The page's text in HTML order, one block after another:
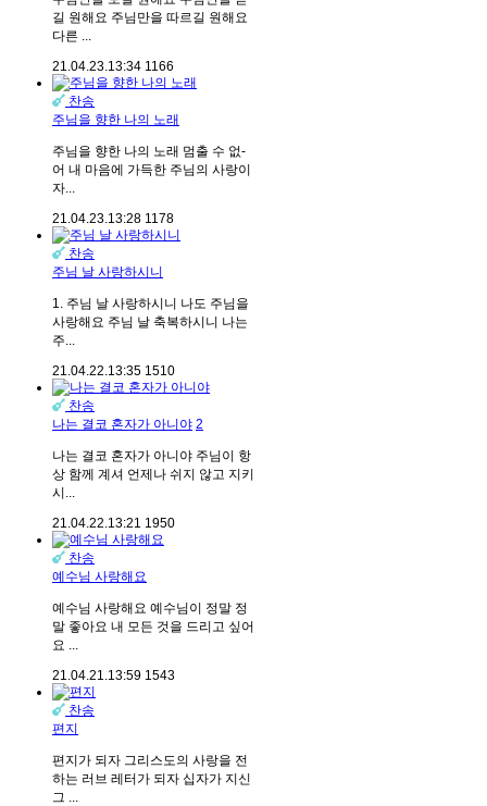
길 원해요 주님만을 따르길 원해요
다른 ...
21.04.23.13:34 1166
찬송
주님을 향한 나의 노래
주님을 향한 나의 노래 멈출 수 없-
어 내 마음에 가득한 주님의 사랑이
자...
21.04.23.13:28 1178
찬송
주님 날 사랑하시니
1. 주님 날 사랑하시니 나도 주님을
사랑해요 주님 날 축복하시니 나는
주...
21.04.22.13:35 1510
찬송
나는 결코 혼자가 아니야 2
나는 결코 혼자가 아니야 주님이 항
상 함께 계셔 언제나 쉬지 않고 지키
시...
21.04.22.13:21 1950
찬송
예수님 사랑해요
예수님 사랑해요 예수님이 정말 정
말 좋아요 내 모든 것을 드리고 싶어
요 ...
21.04.21.13:59 1543
찬송
편지
편지가 되자 그리스도의 사랑을 전
하는 러브 레터가 되자 십자가 지신
그 ...